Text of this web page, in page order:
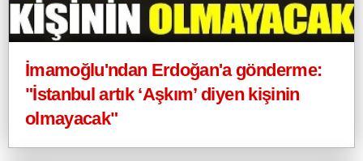
İmamoğlu'ndan Erdoğan'a gönderme:
"İstanbul artık ‘Aşkım’ diyen kişinin
olmayacak"